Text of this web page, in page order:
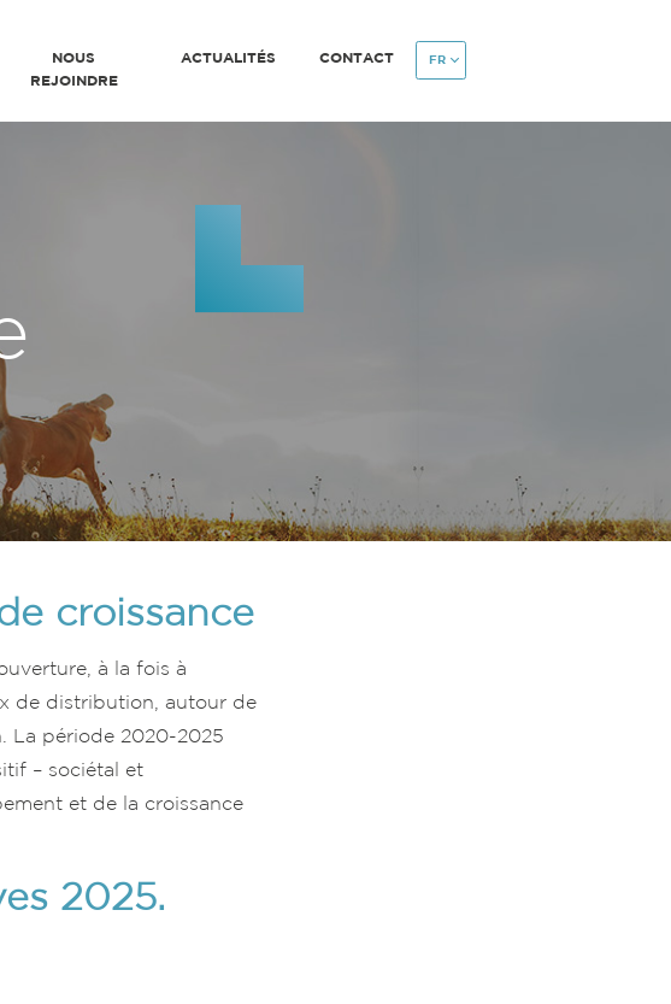
NOUS
REJOINDRE
ACTUALITÉS CONTACT FR
croissance
à la fois à
de distribution, autour de
La période 2020-2025
– sociétal et
et de la croissance
2025.